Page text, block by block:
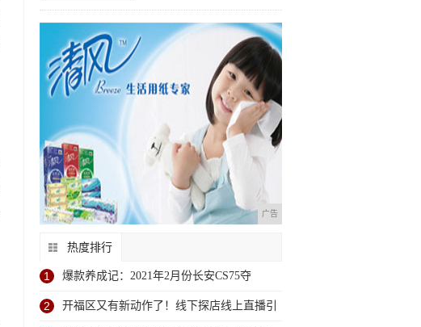
广告
热度排行
1 爆款养成记：2021年2月份长安CS75夺
2 开福区又有新动作了！线下探店线上直播引